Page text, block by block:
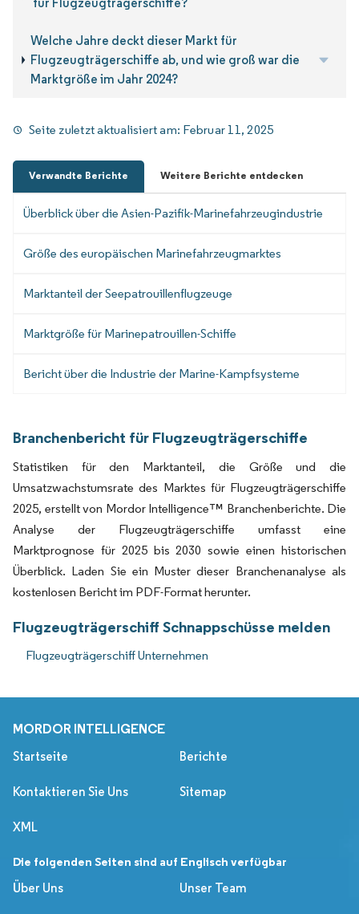
für Flugzeugträgerschiffe?
Welche Jahre deckt dieser Markt für
Flugzeugträgerschiffe ab, und wie groß war die
Marktgröße im Jahr 2024?
Seite zuletzt aktualisiert am: Februar 11, 2025
Verwandte Berichte Weitere Berichte entdecken
Überblick über die Asien-Pazifik-Marinefahrzeugindustrie
Größe des europäischen Marinefahrzeugmarktes
Marktanteil der Seepatrouillenflugzeuge
Marktgröße für Marinepatrouillen-Schiffe
Bericht über die Industrie der Marine-Kampfsysteme
Branchenbericht für Flugzeugträgerschiffe
Statistiken für den Marktanteil, die Größe und die
Umsatzwachstumsrate des Marktes für Flugzeugträgerschiffe
2025, erstellt von Mordor Intelligence™ Branchenberichte. Die
Analyse der Flugzeugträgerschiffe umfasst eine
Marktprognose für 2025 bis 2030 sowie einen historischen
Überblick. Laden Sie ein Muster dieser Branchenanalyse als
kostenlosen Bericht im PDF-Format herunter.
Flugzeugträgerschiff Schnappschüsse melden
Flugzeugträgerschiff Unternehmen
MORDOR INTELLIGENCE
Startseite Berichte
Kontaktieren Sie Uns Sitemap
XML
Die folgenden Seiten sind auf Englisch verfügbar
Über Uns
Unser Team